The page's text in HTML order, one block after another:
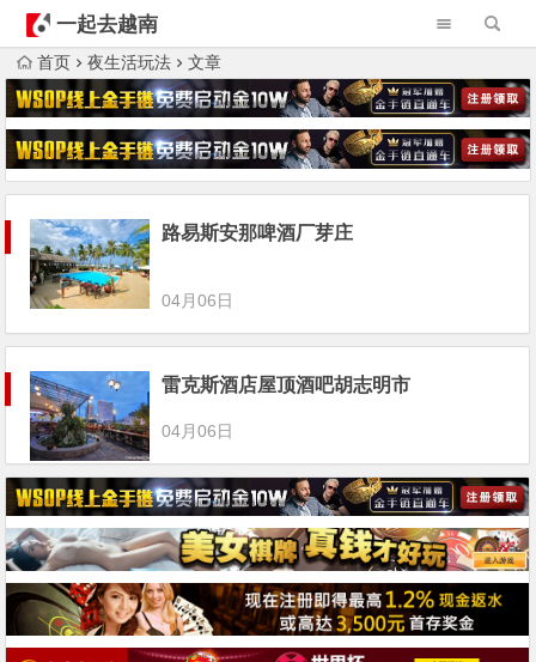
一起去越南
首页 夜生活玩法 文章
路易斯安那啤酒厂芽庄
04月06日
雷克斯酒店屋顶酒吧胡志明市
04月06日